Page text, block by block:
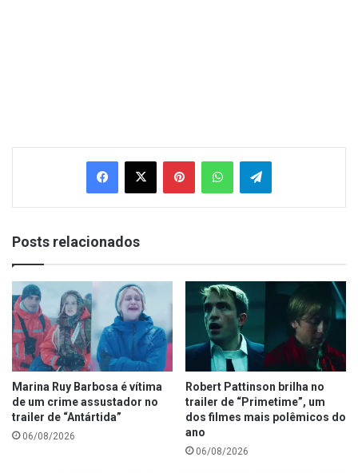
Facebook
X PinterestWhatsAppTelegram
Posts relacionados
Marina Ruy Barbosa é vítima
de um crime assustador no
trailer de “Antártida”
06/08/2026
Robert Pattinson brilha no
trailer de “Primetime”, um
dos filmes mais polêmicos do
ano
06/08/2026